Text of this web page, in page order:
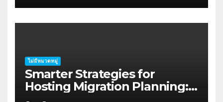
ไม่มีหมวดหมู่
Smarter Strategies for
Hosting Migration Planning:
A Guide for Australian